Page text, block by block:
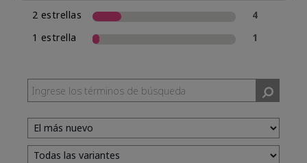
2 estrellas
4
1 estrella
1